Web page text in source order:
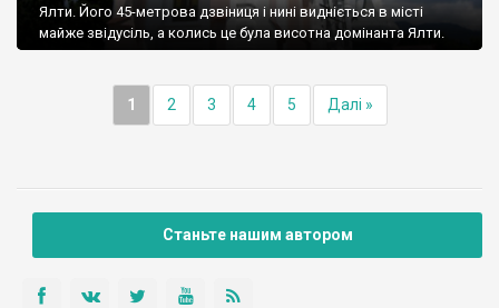
Ялти. Його 45-метрова дзвіниця і нині видніється в місті
майже звідусіль, а колись це була висотна домінанта Ялти.
1 2 3 4 5 Далі »
Станьте нашим автором